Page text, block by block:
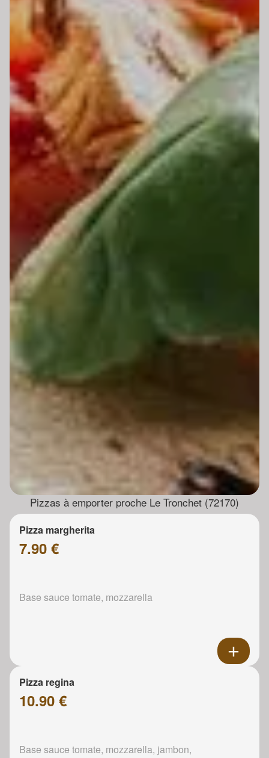
Pizzas à emporter proche Le Tronchet (72170)
Pizza margherita
7.90 €
Base sauce tomate, mozzarella
Pizza regina
10.90 €
Base sauce tomate, mozzarella, jambon,